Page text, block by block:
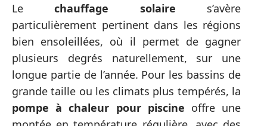
Lechauffage solaire s’avère
particulièrement pertinent dans les régions
bien ensoleillées, où il permet de gagner
plusieurs degrés naturellement, sur une
longue partie de l’année. Pour les bassins de
grande taille ou les climats plus tempérés, la
pompe à chaleur pour piscine offre une